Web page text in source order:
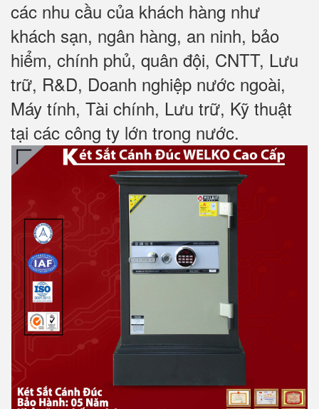
các nhu cầu của khách hàng như
khách sạn, ngân hàng, an ninh, bảo
hiểm, chính phủ, quân đội, CNTT, Lưu
trữ, R&D, Doanh nghiệp nước ngoài,
Máy tính, Tài chính, Lưu trữ, Kỹ thuật
tại các công ty lớn trong nước.